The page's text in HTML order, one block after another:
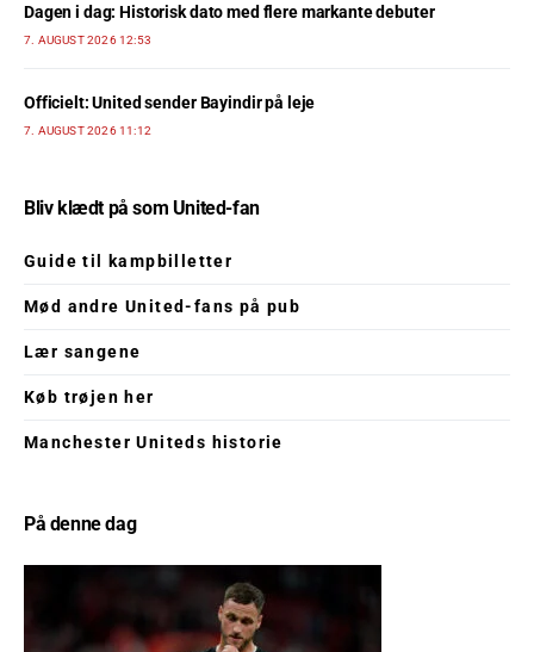
Dagen i dag: Historisk dato med flere markante debuter
7. AUGUST 2026 12:53
Officielt: United sender Bayindir på leje
7. AUGUST 2026 11:12
Bliv klædt på som United-fan
Guide til kampbilletter
Mød andre United-fans på pub
Lær sangene
Køb trøjen her
Manchester Uniteds historie
På denne dag